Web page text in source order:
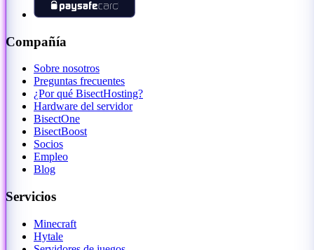
Compañía
Sobre nosotros
Preguntas frecuentes
¿Por qué BisectHosting?
Hardware del servidor
BisectOne
BisectBoost
Socios
Empleo
Blog
Servicios
Minecraft
Hytale